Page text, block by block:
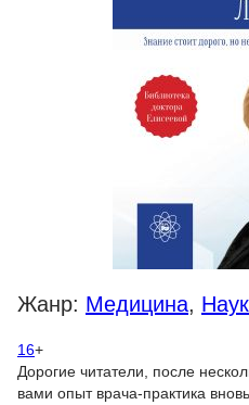
Жанр: Медицина,
16+
Дорогие читатели, после
вами опыт врача-практика